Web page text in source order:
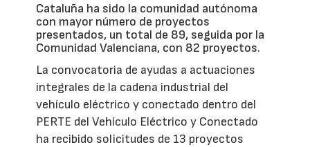
Cataluña ha sido la comunidad autónoma
con mayor número de proyectos
presentados, un total de 89, seguida por la
Comunidad Valenciana, con 82 proyectos.
La convocatoria de ayudas a actuaciones
integrales de la cadena industrial del
vehículo eléctrico y conectado dentro del
PERTE del Vehículo Eléctrico y Conectado
ha recibido solicitudes de 13 proyectos